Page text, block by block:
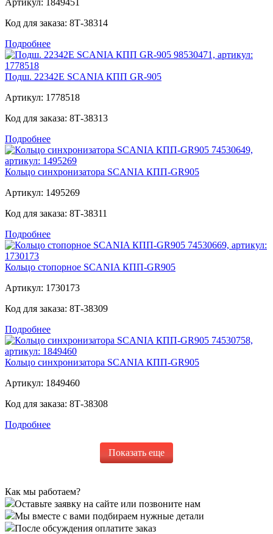
Код для заказа: 8Т-38314
Подробнее
Подш. 22342Е SCANIA КПП GR-905
Артикул: 1778518
Код для заказа: 8Т-38313
Подробнее
Кольцо синхронизатора SCANIA КПП-GR905
Артикул: 1495269
Код для заказа: 8Т-38311
Подробнее
Кольцо стопорное SCANIA КПП-GR905
Артикул: 1730173
Код для заказа: 8Т-38309
Подробнее
Кольцо синхронизатора SCANIA КПП-GR905
Артикул: 1849460
Код для заказа: 8Т-38308
Подробнее
Показать еще
Как мы работаем?
Оставьте заявку на сайте или позвоните нам
Мы вместе с вами подбираем нужные детали
После обсуждения оплатите заказ